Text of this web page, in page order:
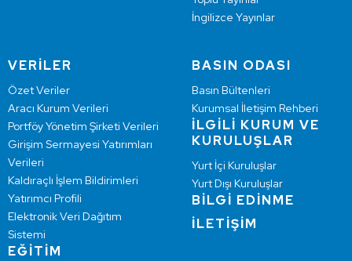
İngilizce Yayınlar
VERİLER
Özet Veriler
Aracı Kurum Verileri
Portföy Yönetim Şirketi Verileri
Girişim Sermayesi Yatırımları
Verileri
Kaldıraçlı İşlem Bildirimleri
Yatırımcı Profili
Elektronik Veri Dağıtım
Sistemi
EĞİTİM
BASIN ODASI
Basın Bültenleri
Kurumsal İletişim Rehberi
İLGİLİ KURUM VE
KURULUŞLAR
Yurt İçi Kuruluşlar
Yurt Dışı Kuruluşlar
BİLGİ EDİNME
İLETİŞİM